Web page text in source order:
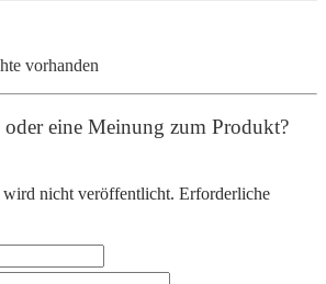
vorhanden
oder eine Meinung zum Produkt?
nicht veröffentlicht. Erforderliche